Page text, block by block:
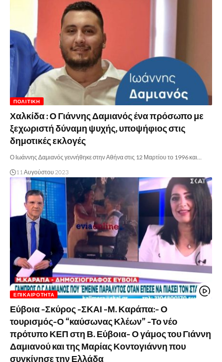
ΠΟΛΙΤΙΚΉ
Χαλκίδα : Ο Γιάννης Δαμιανός ένα πρόσωπο με
ξεχωριστή δύναμη ψυχής, υποψήφιος στις
δημοτικές εκλογές
Ο Ιωάννης Δαμιανός γεννήθηκε στην Αθήνα στις 12 Μαρτίου το 1996 και…
11 Αυγούστου 2023
ΕΠΙΚΑΙΡΌΤΗΤΑ
Εύβοια -Σκύρος -ΣΚΑΙ -Μ. Καράπα:- Ο
τουρισμός-Ο “καύσωνας Κλέων” -Το νέο
πρότυπο ΚΕΠ στη Β. Εύβοια- Ο γάμος του Γιάννη
Δαμιανού και της Μαρίας Κοντογιάννη που
συγκίνησε την Ελλάδα